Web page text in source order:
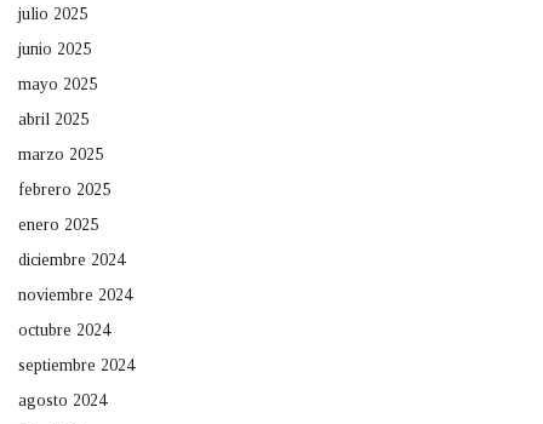
julio 2025
junio 2025
mayo 2025
abril 2025
marzo 2025
febrero 2025
enero 2025
diciembre 2024
noviembre 2024
octubre 2024
septiembre 2024
agosto 2024